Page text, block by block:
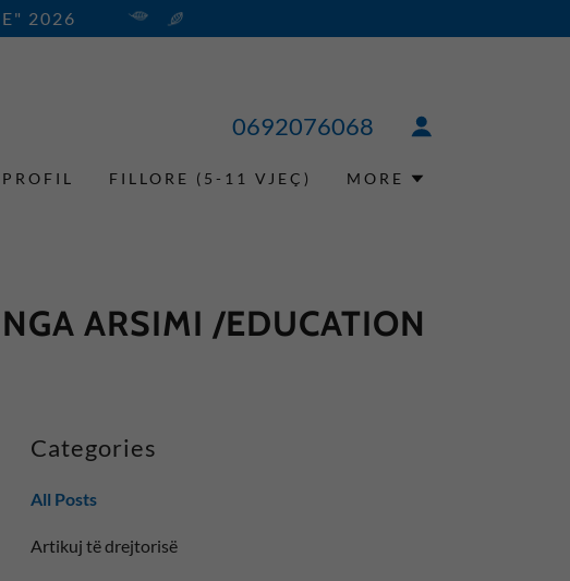
2026
0692076068
FILLORE (5-11 VJEÇ) MORE
ARSIMI /EDUCATION
Categories
All Posts
Artikuj të drejtorisë